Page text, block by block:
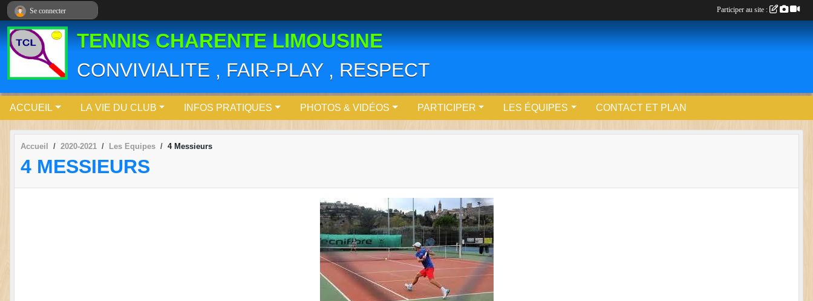
TENNIS CHARENTE LIMOUSINE
CONVIVIALITE , FAIR-PLAY , RESPECT
ACCUEIL LA VIE DU CLUB INFOS PRATIQUES PHOTOS & VIDÉOS PARTICIPER LES ÉQUIPES CONTACT ET PLAN
Accueil 2020-2021 Les Equipes 4 Messieurs
4 MESSIEURS
Se connecter Participer au site :
Panneau de gestion des cookies